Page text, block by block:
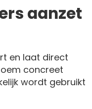
aanzet
en laat direct
concreet
wordt gebruikt